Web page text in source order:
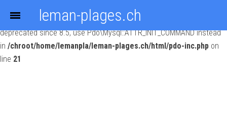
Deprecated: Constant PDO::MYSQL_ATTR_INIT_COMMAND is
deprecated since 8.5, use Pdo\Mysql::ATTR_INIT_COMMAND instead
in /chroot/home/lemanpla/leman-plages.ch/html/pdo-inc.php on
line 21
leman-plages.ch